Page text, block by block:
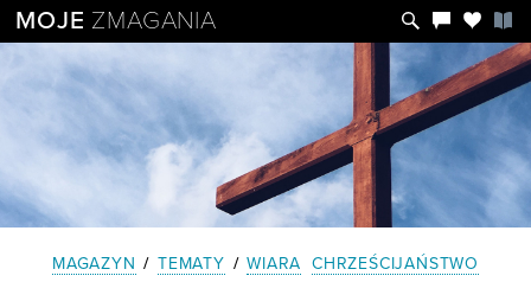
MOJE ZMAGANIA
MAGAZYN / TEMATY / WIARA CHRZEŚCIJAŃSTWO